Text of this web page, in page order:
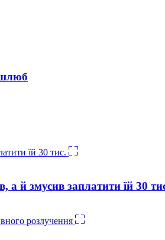
шлюб
а й змусив заплатити їй 30